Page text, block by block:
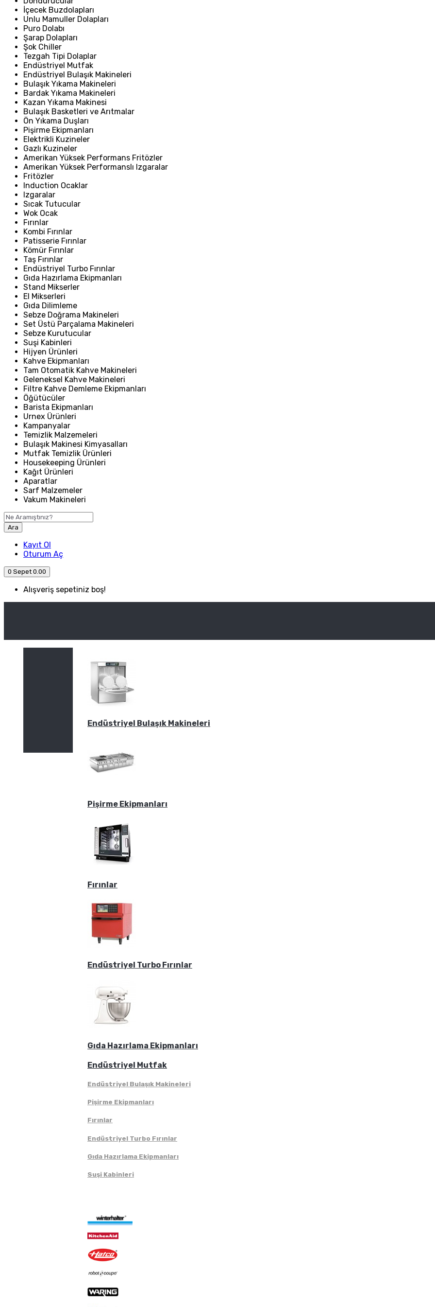
İçecek Buzdolapları
Unlu Mamuller Dolapları
Puro Dolabı
Şarap Dolapları
Şok Chiller
Tezgah Tipi Dolaplar
Endüstriyel Mutfak
Endüstriyel Bulaşık Makineleri
Bulaşık Yıkama Makineleri
Bardak Yıkama Makineleri
Kazan Yıkama Makinesi
Bulaşık Basketleri ve Arıtmalar
Ön Yıkama Duşları
Pişirme Ekipmanları
Elektrikli Kuzineler
Gazlı Kuzineler
Amerikan Yüksek Performans Fritözler
Amerikan Yüksek Performanslı Izgaralar
Fritözler
Induction Ocaklar
Izgaralar
Sıcak Tutucular
Wok Ocak
Fırınlar
Kombi Fırınlar
Patisserie Fırınlar
Kömür Fırınlar
Taş Fırınlar
Endüstriyel Turbo Fırınlar
Gıda Hazırlama Ekipmanları
Stand Mikserler
El Mikserleri
Gıda Dilimleme
Sebze Doğrama Makineleri
Set Üstü Parçalama Makineleri
Sebze Kurutucular
Suşi Kabinleri
Hijyen Ürünleri
Kahve Ekipmanları
Tam Otomatik Kahve Makineleri
Geleneksel Kahve Makineleri
Filtre Kahve Demleme Ekipmanları
Öğütücüler
Barista Ekipmanları
Urnex Ürünleri
Kampanyalar
Temizlik Malzemeleri
Bulaşık Makinesi Kimyasalları
Mutfak Temizlik Ürünleri
Housekeeping Ürünleri
Kağıt Ürünleri
Aparatlar
Sarf Malzemeler
Vakum Makineleri
Ara
Kayıt Ol
Oturum Aç
0 Sepet 0.00
Alışveriş sepetiniz boş!
Kategori
Endüstriyel Bulaşık Makineleri
Pişirme Ekipmanları
Fırınlar
Endüstriyel Turbo Fırınlar
Gıda Hazırlama Ekipmanları
Endüstriyel Mutfak
Endüstriyel Bulaşık Makineleri
Pişirme Ekipmanları
Fırınlar
Endüstriyel Turbo Fırınlar
Gıda Hazırlama Ekipmanları
Suşi Kabinleri